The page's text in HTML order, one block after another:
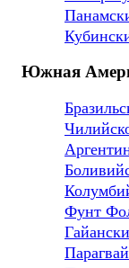
Южная
Фунт